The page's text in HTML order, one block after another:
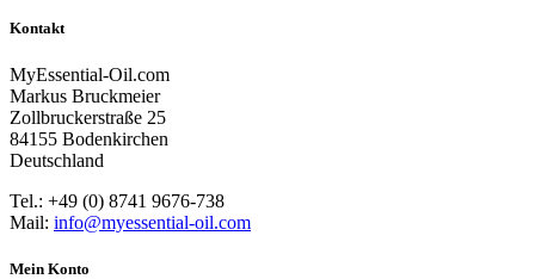
Kontakt
MyEssential-Oil.com
Markus Bruckmeier
Zollbruckerstraße 25
84155 Bodenkirchen
Deutschland
Tel.: +49 (0) 8741 9676-738
Mail: info@myessential-oil.com
Mein Konto